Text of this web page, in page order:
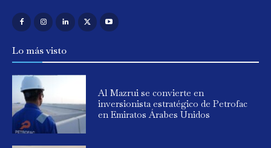
Lo más visto
Al Mazrui se convierte en
inversionista estratégico de Petrofac
en Emiratos Árabes Unidos